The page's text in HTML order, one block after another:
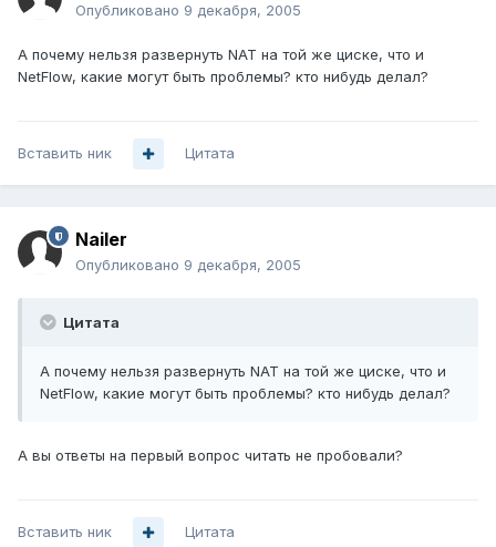
Опубликовано 9 декабря, 2005
А почему нельзя развернуть NAT на той же циске, что и
NetFlow, какие могут быть проблемы? кто нибудь делал?
Вставить ник Цитата
Nailer
Опубликовано 9 декабря, 2005
Цитата
А почему нельзя развернуть NAT на той же циске, что и
NetFlow, какие могут быть проблемы? кто нибудь делал?
А вы ответы на первый вопрос читать не пробовали?
Вставить ник Цитата